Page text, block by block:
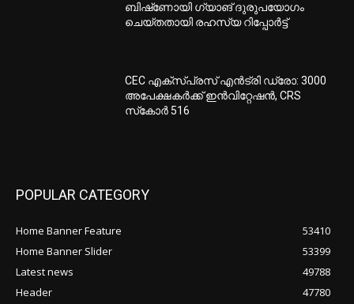
ബിഷ്‌ണോയി ഗ്യാങ് ദുരുപയോഗം
ചെയ്തതായി രഹസ്യ റിപ്പോർട്ട്
CEC എക്‌സ്പ്രസ് എന്‍ട്രി ഡ്രോ: 3000
അപേക്ഷകര്‍ക്ക് ഇന്‍വിറ്റേഷന്‍, CRS
സ്‌കോര്‍ 516
POPULAR CATEGORY
Home Banner Feature
53410
Home Banner Slider
53399
Latest news
49788
Header
47780